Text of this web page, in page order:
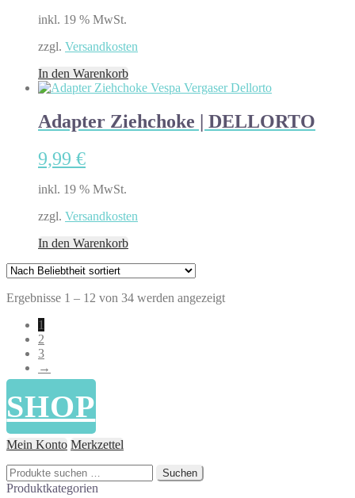
inkl. 19 % MwSt.
zzgl. Versandkosten
In den Warenkorb
Adapter Ziehchoke | DELLORTO
9,99 €
inkl. 19 % MwSt.
zzgl. Versandkosten
In den Warenkorb
Ergebnisse 1 – 12 von 34 werden angezeigtNach
1
2
3
→
SHOP
Mein Konto Merkzettel
Suchen
nach:
Suchen
Produktkategorien